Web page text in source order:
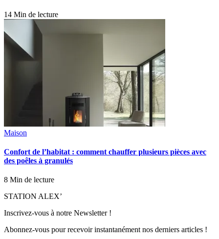
14 Min de lecture
Maison
Confort de l’habitat : comment chauffer plusieurs pièces avec
des poêles à granulés
8 Min de lecture
STATION ALEX’
Inscrivez-vous à notre Newsletter !
Abonnez-vous pour recevoir instantanément nos derniers articles !